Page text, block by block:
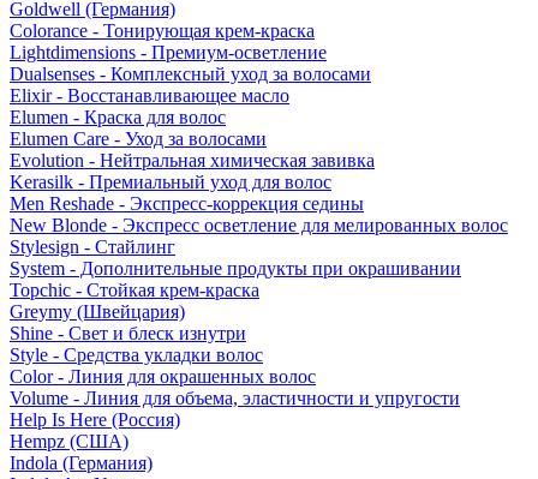
Goldwell (Германия)
Colorance - Тонирующая крем-краска
Lightdimensions - Премиум-осветление
Dualsenses - Комплексный уход за волосами
Elixir - Восстанавливающее масло
Elumen - Краска для волос
Elumen Care - Уход за волосами
Evolution - Нейтральная химическая завивка
Kerasilk - Премиальный уход для волос
Men Reshade - Экспресс-коррекция седины
New Blonde - Экспресс осветление для мелированных волос
Stylesign - Стайлинг
System - Дополнительные продукты при окрашивании
Topchic - Стойкая крем-краска
Greymy (Швейцария)
Shine - Свет и блеск изнутри
Style - Средства укладки волос
Color - Линия для окрашенных волос
Volume - Линия для объема, эластичности и упругости
Help Is Here (Россия)
Hempz (США)
Indola (Германия)